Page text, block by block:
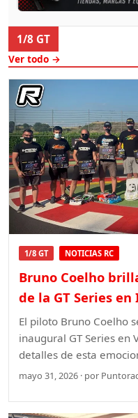
1/8 GT
Ver todo →
1/8 GT NOTICIAS RC
Bruno Coelho
de la GT Series
El piloto Bruno Coelho
inaugural GT Series en
detalles de esta
mayo 31, 2026 · por